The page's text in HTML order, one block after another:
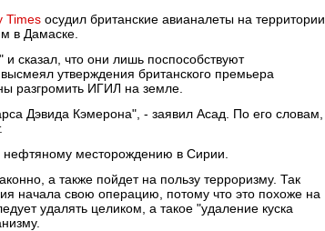
Times осудил британские авианалеты на территории
в Дамаске.
сказал, что они лишь поспособствуют
утверждения британского премьера
разгромить ИГИЛ на земле.
Дэвида Кэмерона", - заявил Асад. По его словам,
нефтяному месторождению в Сирии.
а также пойдет на пользу терроризму. Так
начала свою операцию, потому что это похоже на
удалять целиком, а такое "удаление куска